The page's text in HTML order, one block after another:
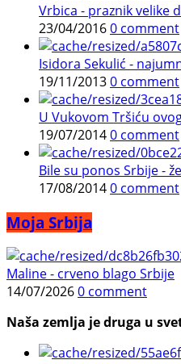
Vrbica - praznik velike
23/04/20160 comment
Isidora Sekulić -
19/11/20130 comment
U Vukovom Tršiću
19/07/20140 comment
Bile su ponos Srbije -
17/08/20140 comment
Moja Srbija
Maline - crveno blago Srbije
14/07/20260 comment
Naša zemlja je druga u